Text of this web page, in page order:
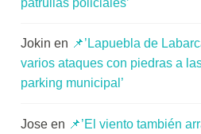
Jokin en 📌’Lapuebla de
varios ataques con piedras a
parking municipal’
Jose en 📌’El viento también